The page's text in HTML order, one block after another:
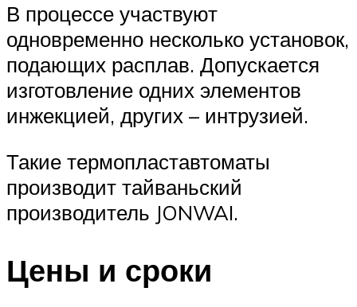
В процессе участвуют
одновременно несколько установок,
подающих расплав. Допускается
изготовление одних элементов
инжекцией, других – интрузией.
Такие термопластавтоматы
производит тайваньский
производитель JONWAI.
Цены и сроки